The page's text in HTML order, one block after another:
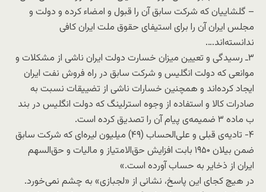
– گلشاییان که شرکت سابق آن را قبول و امضاء کرده و دولت و
مجلس ایران آن را برای استیفای حقوق ملت ایران کافی
ندانسته‌اند….
۳ـ رسیدگی و تعیین میزان خسارت دولت ایران ناشی از مشکلات و
موانعی که دولت انگلیس و شرکت سابق در راه فروش نفت ایران
ایجاد کرده‌اند و همچنین خسارات ناشی از تضییقات نسبت به
صادرات کالا و استفاده از وجوه استرلینگ که دولت انگلیس در بند
ب ماده ۳ ضمیمه‌ی پیام آن را تصدیق کرده است.
۴- تادیه‌ی قبلی و علی‌الحساب (۴۹) میلیون لیره‌ای که شرکت سابق
ضمن بیلان ۱۹۵۰ بابت افزایش حق‌الامتیاز و مالیات و حق‌السهم
ایران از ذخایر به حساب آورده است.»
در هیچ کجای این پاسخ، نشانی از «لجبازی» به چشم نمی‌خورد.